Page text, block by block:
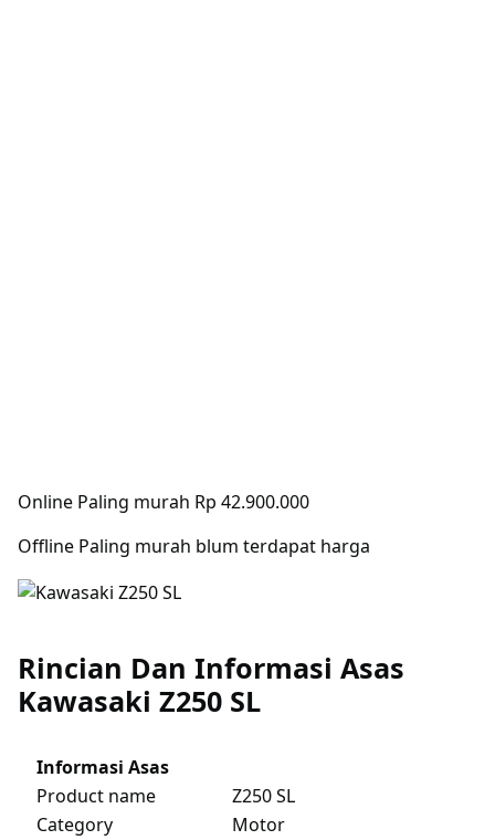
Online Paling murah Rp 42.900.000
Offline Paling murah blum terdapat harga
Rincian Dan Informasi Asas
Kawasaki Z250 SL
Informasi Asas
Product name
Z250 SL
Category
Motor